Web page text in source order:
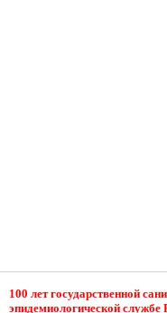
100 лет государственной
эпидемиологической службе